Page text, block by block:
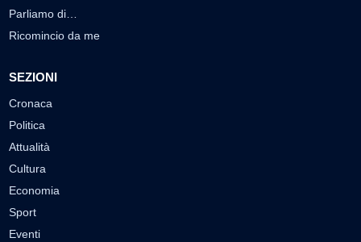
Parliamo di…
Ricomincio da me
SEZIONI
Cronaca
Politica
Attualità
Cultura
Economia
Sport
Eventi